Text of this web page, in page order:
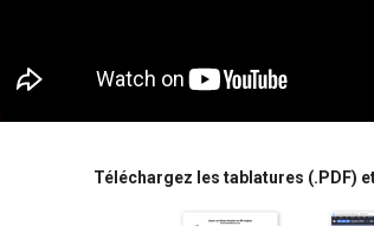
Téléchargez les tablatures (.PDF)